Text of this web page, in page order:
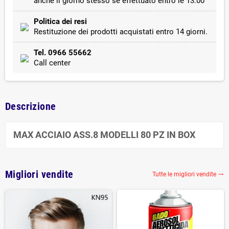
Politica dei resi
Restituzione dei prodotti acquistati entro 14 giorni.
Tel. 0966 55662
Call center
Descrizione
MAX ACCIAIO ASS.8 MODELLI 80 PZ IN BOX
Migliori vendite Tutte le migliori vendite 